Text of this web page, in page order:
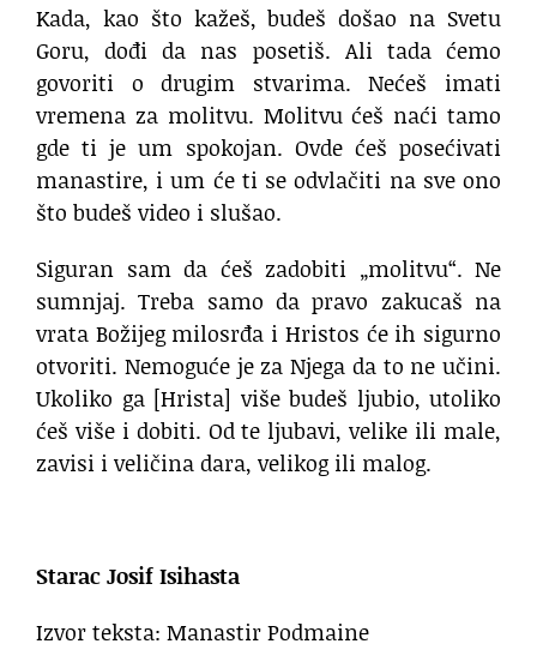
Kada, kao što kažeš, budeš došao na Svetu
Goru, dođi da nas posetiš. Ali tada ćemo
govoriti o drugim stvarima. Nećeš imati
vremena za molitvu. Molitvu ćeš naći tamo
gde ti je um spokojan. Ovde ćeš posećivati
manastire, i um će ti se odvlačiti na sve ono
što budeš video i slušao.
Siguran sam da ćeš zadobiti „molitvu“. Ne
sumnjaj. Treba samo da pravo zakucaš na
vrata Božijeg milosrđa i Hristos će ih sigurno
otvoriti. Nemoguće je za Njega da to ne učini.
Ukoliko ga [Hrista] više budeš ljubio, utoliko
ćeš više i dobiti. Od te ljubavi, velike ili male,
zavisi i veličina dara, velikog ili malog.
Starac Josif Isihasta
Izvor teksta: Manastir Podmaine